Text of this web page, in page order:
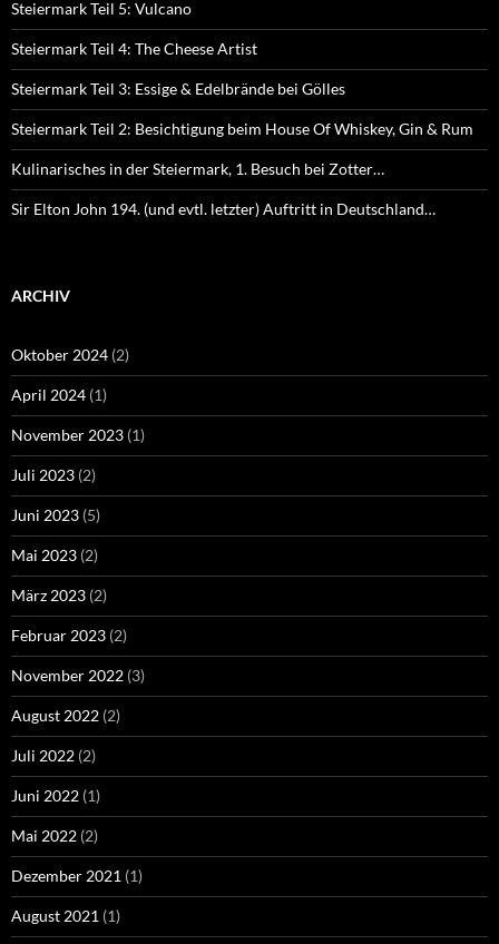
Steiermark Teil 5: Vulcano
Steiermark Teil 4: The Cheese Artist
Steiermark Teil 3: Essige & Edelbrände bei Gölles
Steiermark Teil 2: Besichtigung beim House Of Whiskey, Gin & Rum
Kulinarisches in der Steiermark, 1. Besuch bei Zotter…
Sir Elton John 194. (und evtl. letzter) Auftritt in Deutschland…
ARCHIV
Oktober 2024 (2)
April 2024 (1)
November 2023 (1)
Juli 2023 (2)
Juni 2023 (5)
Mai 2023 (2)
März 2023 (2)
Februar 2023 (2)
November 2022 (3)
August 2022 (2)
Juli 2022 (2)
Juni 2022 (1)
Mai 2022 (2)
Dezember 2021 (1)
August 2021 (1)